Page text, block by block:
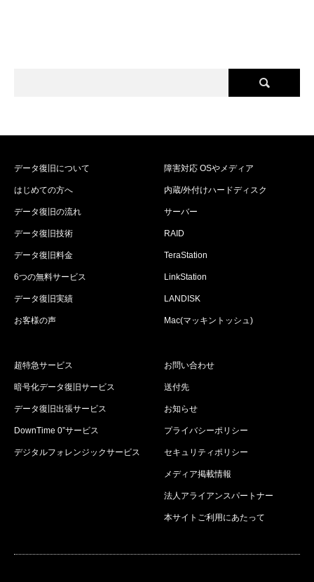
データ復旧について
はじめての方へ
データ復旧の流れ
データ復旧技術
データ復旧料金
6つの無料サービス
データ復旧実績
お客様の声
障害対応 OSやメディア
内蔵/外付けハードディスク
サーバー
RAID
TeraStation
LinkStation
LANDISK
Mac(マッキントッシュ)
超特急サービス
暗号化データ復旧サービス
データ復旧出張サービス
DownTime 0”サービス
デジタルフォレンジックサービス
お問い合わせ
送付先
お知らせ
プライバシーポリシー
セキュリティポリシー
メディア掲載情報
法人アライアンスパートナー
本サイトご利用にあたって